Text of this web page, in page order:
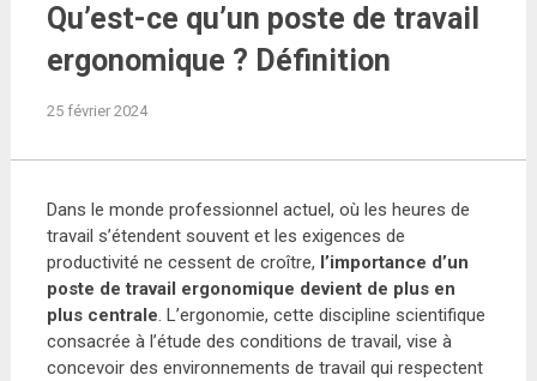
Qu’est-ce qu’un poste de travail
ergonomique ? Définition
25 février 2024
Dans le monde professionnel actuel, où les heures de
travail s’étendent souvent et les exigences de
productivité ne cessent de croître, l’importance d’un
poste de travail ergonomique devient de plus en
plus centrale. L’ergonomie, cette discipline scientifique
consacrée à l’étude des conditions de travail, vise à
concevoir des environnements de travail qui respectent